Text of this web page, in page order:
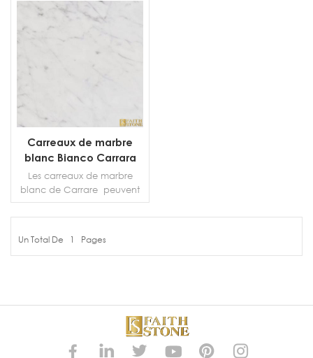
Carreaux de marbre
blanc Bianco Carrara
Les carreaux de marbre
blanc de Carrare peuvent
vous aider à ajouter de la
beauté et de la grâce à vos
raisonnable. Les superbes
carreaux de marbre de
tailles telles que 12x12,
12x24, 18x18, 24x24 pouces
ou plus selon votre
PLUS DE DÉTAILS
Un Total De 1 Pages